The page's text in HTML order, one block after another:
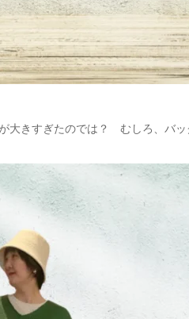
大きすぎたのでは？ むしろ、バッ